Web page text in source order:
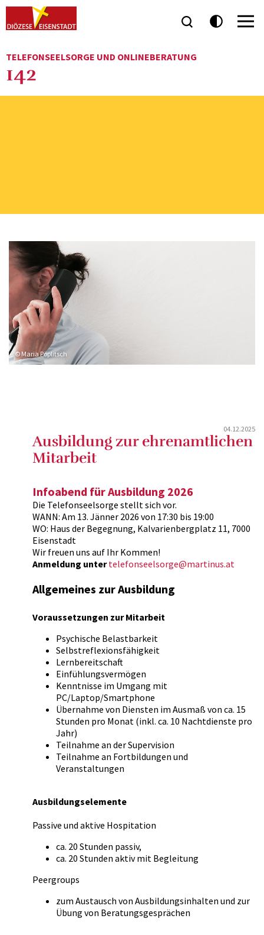
TELEFONSEELSORGE UND ONLINEBERATUNG
142
© Maria Pöplitsch
04.12.2025
Ausbildung zur ehrenamtlichen
Mitarbeit
Infoabend für Ausbildung 2026
Die Telefonseelsorge stellt sich vor.
WANN: Am 13. Jänner 2026 von 17:30 bis 19:00
WO: Haus der Begegnung, Kalvarienbergplatz 11, 7000
Eisenstadt
Wir freuen uns auf Ihr Kommen!
Anmeldung unter telefonseelsorge@martinus.at
Allgemeines zur Ausbildung
Voraussetzungen zur Mitarbeit
Psychische Belastbarkeit
Selbstreflexionsfähigkeit
Lernbereitschaft
Einfühlungsvermögen
Kenntnisse im Umgang mit
PC/Laptop/Smartphone
Übernahme von Diensten im Ausmaß von ca. 15
Stunden pro Monat (inkl. ca. 10 Nachtdienste pro
Jahr)
Teilnahme an der Supervision
Teilnahme an Fortbildungen und
Veranstaltungen
Ausbildungselemente
Passive und aktive Hospitation
ca. 20 Stunden passiv,
ca. 20 Stunden aktiv mit Begleitung
Peergroups
zum Austausch von Ausbildungsinhalten und zur
Übung von Beratungsgesprächen